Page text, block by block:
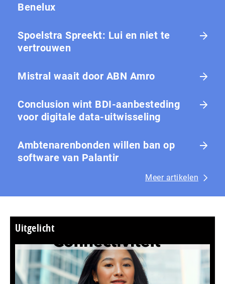
Benelux
Spoelstra Spreekt: Lui en niet te
vertrouwen
Mistral waait door ABN Amro
Conclusion wint BDI-aanbesteding
voor digitale data-uitwisseling
Ambtenarenbonden willen ban op
software van Palantir
Meer artikelen
Uitgelicht